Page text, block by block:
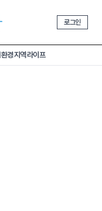
로그인
환경지역라이프